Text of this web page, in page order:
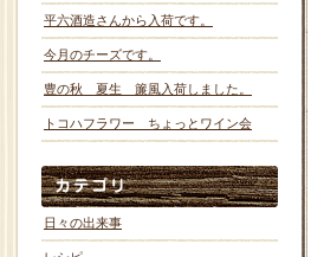
平六酒造さんから入荷です。
今月のチーズです。
豊の秋 夏生 簾風入荷しました。
トコハフラワー ちょっとワイン会
日々の出来事